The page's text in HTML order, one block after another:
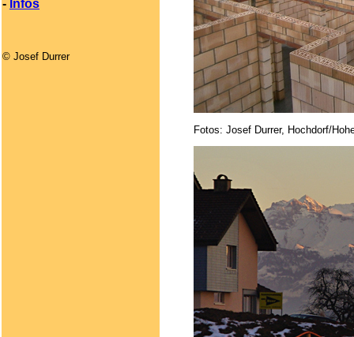
- Infos
© Josef Durrer
Fotos: Josef Durrer, Hochdorf/